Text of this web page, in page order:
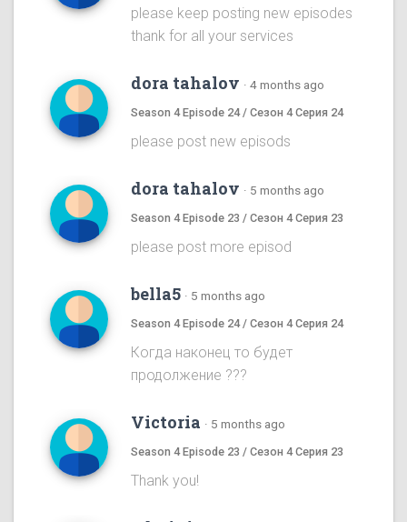
please keep posting new episodes
thank for all your services
dora tahalov · 4 months ago
Season 4 Episode 24 / Сезон 4 Серия 24
please post new episods
dora tahalov · 5 months ago
Season 4 Episode 23 / Сезон 4 Серия 23
please post more episod
bella5 · 5 months ago
Season 4 Episode 24 / Сезон 4 Серия 24
Когда наконец то будет
продолжение ???
Victoria · 5 months ago
Season 4 Episode 23 / Сезон 4 Серия 23
Thank you!